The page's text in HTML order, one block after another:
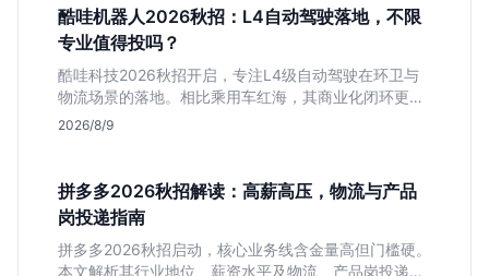
酷哇机器人2026秋招：L4自动驾驶落地，不限
专业值得投吗？
酷哇科技2026秋招开启，专注L4级自动驾驶在环卫与
物流场景的落地。相比乘用车红海，其商业化闭环更清
晰，现金流相对健康。本文解读其业务模式、岗位稳定
2026/8/9
拼多多2026秋招解读：高薪高压，物流与产品
岗投递指南
拼多多2026秋招启动，核心业务线含金量高但门槛硬。
本文解析其行业地位、薪资水平及物流、产品岗投递策